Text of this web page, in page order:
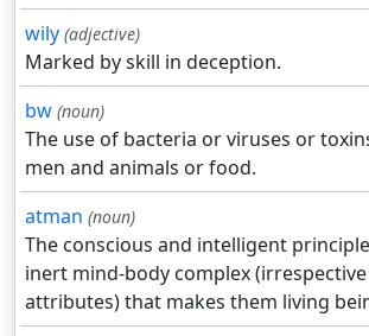
wily (adjective)
Marked by skill in deception.
bw (noun)
The use of bacteria or viruses or
men and animals or food.
atman (noun)
The conscious and intelligent
inert mind-body complex
attributes) that makes them living